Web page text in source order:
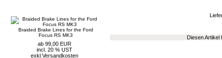
Braided Brake Lines for the Ford
Focus RS MK3
ab 99,00 EUR
incl. 20 % UST
exkl. Versandkosten
Diesen Artikel